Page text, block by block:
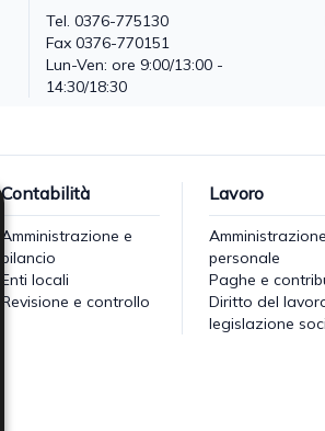
Tel.0376-775130
Fax 0376-770151
Lun-Ven: ore 9:00/13:00 -
14:30/18:30
Contabilità
Amministrazione e
bilancio
Enti locali
Revisione e controllo
Lavoro
personale
Paghe e
Diritto del
legislazione